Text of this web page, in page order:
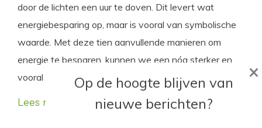
door de lichten een uur te doven. Dit levert wat
energiebesparing op, maar is vooral van symbolische
waarde. Met deze tien aanvullende manieren om
energie te besparen, kunnen we een nóg sterker en
vooral langduriger effect bereiken.
Lees meer
Op de hoogte blijven van
nieuwe berichten?
×